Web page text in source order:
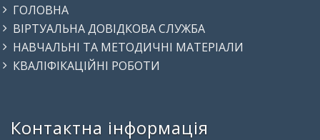
ГОЛОВНА
ВІРТУАЛЬНА ДОВІДКОВА СЛУЖБА
НАВЧАЛЬНІ ТА МЕТОДИЧНІ МАТЕРІАЛИ
КВАЛІФІКАЦІЙНІ РОБОТИ
Контактна інформація